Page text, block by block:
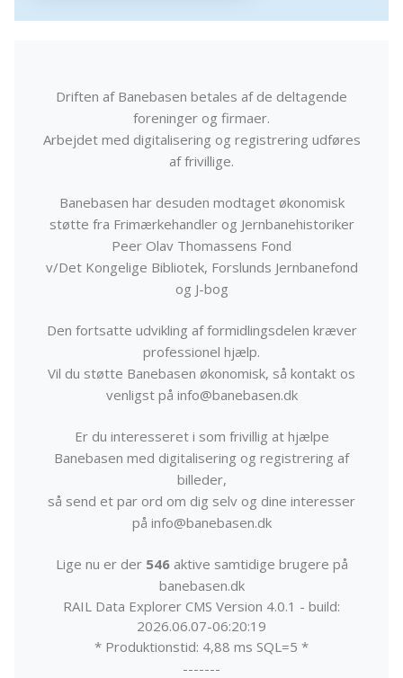
Driften af Banebasen betales af de deltagende
foreninger og firmaer.
Arbejdet med digitalisering og registrering udføres
af frivillige.
Banebasen har desuden modtaget økonomisk
støtte fra Frimærkehandler og Jernbanehistoriker
Peer Olav Thomassens Fond
v/Det Kongelige Bibliotek, Forslunds Jernbanefond
og J-bog
Den fortsatte udvikling af formidlingsdelen kræver
professionel hjælp.
Vil du støtte Banebasen økonomisk, så kontakt os
venligst på info@banebasen.dk
Er du interesseret i som frivillig at hjælpe
Banebasen med digitalisering og registrering af
billeder,
så send et par ord om dig selv og dine interesser
på info@banebasen.dk
Lige nu er der 546aktive samtidige brugere på
banebasen.dk
RAIL Data Explorer CMS Version 4.0.1 - build:
2026.06.07-06:20:19
* Produktionstid: 4,88 ms SQL=5 *
-------